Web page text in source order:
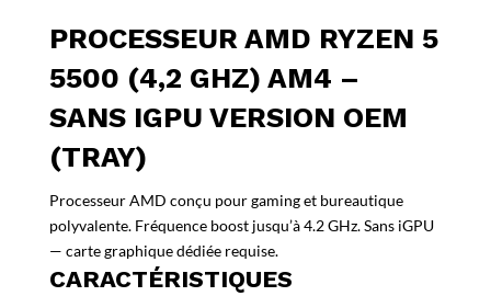
(Tray)
PROCESSEUR AMD RYZEN 5
5500 (4,2 GHZ) AM4 –
SANS IGPU VERSION OEM
(TRAY)
Processeur AMD conçu pour gaming et bureautique
polyvalente. Fréquence boost jusqu’à 4.2 GHz. Sans iGPU
— carte graphique dédiée requise.
CARACTÉRISTIQUES